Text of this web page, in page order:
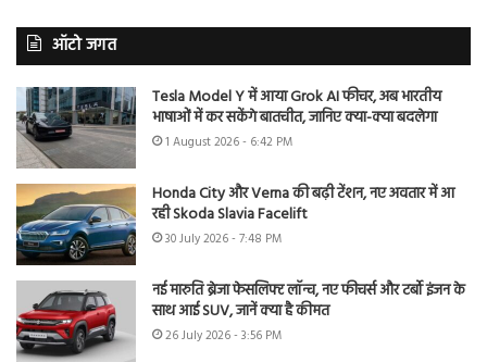
ऑटो जगत
Tesla Model Y में आया Grok AI फीचर, अब भारतीय
भाषाओं में कर सकेंगे बातचीत, जानिए क्या-क्या बदलेगा
1 August 2026 - 6:42 PM
Honda City और Verna की बढ़ी टेंशन, नए अवतार में आ
रही Skoda Slavia Facelift
30 July 2026 - 7:48 PM
नई मारुति ब्रेजा फेसलिफ्ट लॉन्च, नए फीचर्स और टर्बो इंजन के
साथ आई SUV, जानें क्या है कीमत
26 July 2026 - 3:56 PM